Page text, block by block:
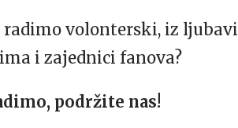
radimo volonterski, iz ljubavi
i zajednici fanova?
podržite nas!